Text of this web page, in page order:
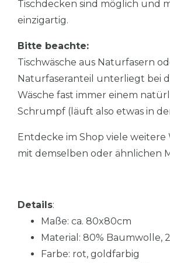
Tischdecken sind möglich und
einzigartig.
Bitte beachte:
Tischwäsche aus Naturfasern
Naturfaseranteil unterliegt bei
Wäsche fast immer einem
Schrumpf (läuft also etwas in
Entdecke im Shop viele
mit demselben oder ähnlichen
Details:
Maße: ca. 80x80cm
Material: 80% Baumwolle,
Farbe: rot, goldfarbig